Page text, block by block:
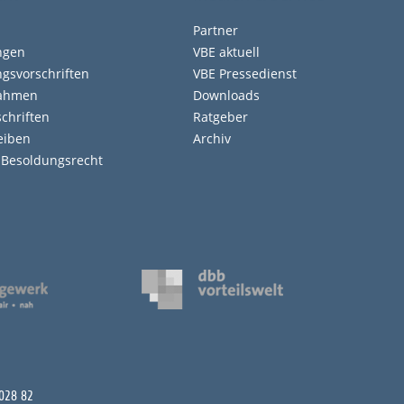
Partner
VBE aktuell
VBE Pressedienst
Downloads
Ratgeber
Archiv
82